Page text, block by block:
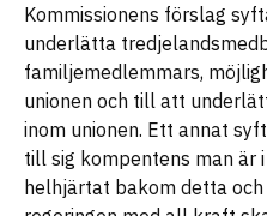
Kommissionens förslag
underlätta
familjemedlemmars,
unionen och till att
inom unionen. Ett annat
till sig kompentens man är
helhjärtat bakom detta